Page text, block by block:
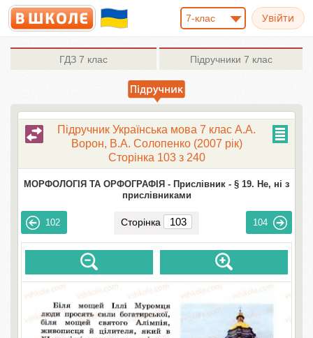
7-клас
ГДЗ 7 клас Підручники 7 клас
Підручник Українська мова 7 клас А.А.
Ворон, В.А. Солопенко (2007 рік)
Сторінка 103 з 240
МОРФОЛОГІЯ ТА ОРФОГРАФІЯ - Прислівник - § 19. Не, ні з
прислівниками
102 Сторінка 104